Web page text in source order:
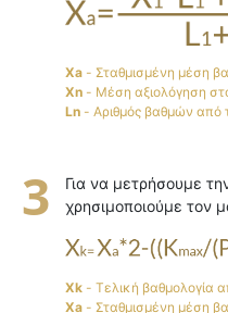
Xa - Σταθμισμένη μέση
Xn - Μέση αξιολόγηση
Ln - Αριθμός βαθμών από
Για να μετρήσουμε
χρησιμοποιούμε τον
Xk - Τελική βαθμολογία
Xa - Σταθμισμένη μέση